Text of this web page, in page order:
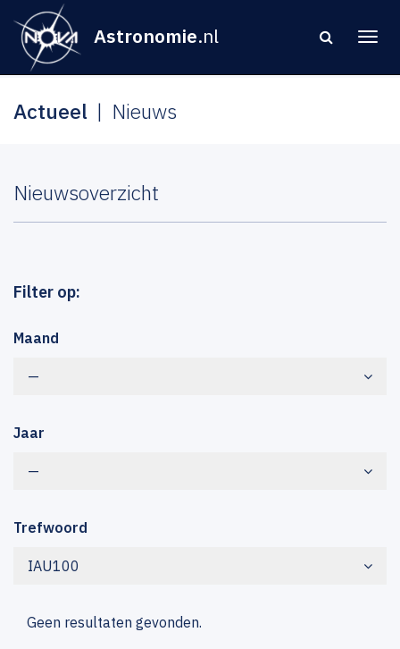
Astronomie.nl
Actueel Nieuws
Nieuwsoverzicht
Filter op:
Maand
—
Jaar
—
Trefwoord
IAU100
Geen resultaten gevonden.